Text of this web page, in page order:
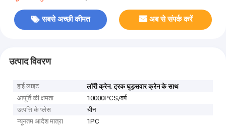
सबसे अच्छी कीमत अब से संपर्क करें
उत्पाद विवरण
हाई लाइट लॉरी क्रेन,ट्रक घुड़सवार क्रेन के साथ
आपूर्ति की क्षमता
10000PCS/वर्ष
उत्पत्ति के प्लेस
चीन
न्यूनतम आदेश मात्रा
1PC